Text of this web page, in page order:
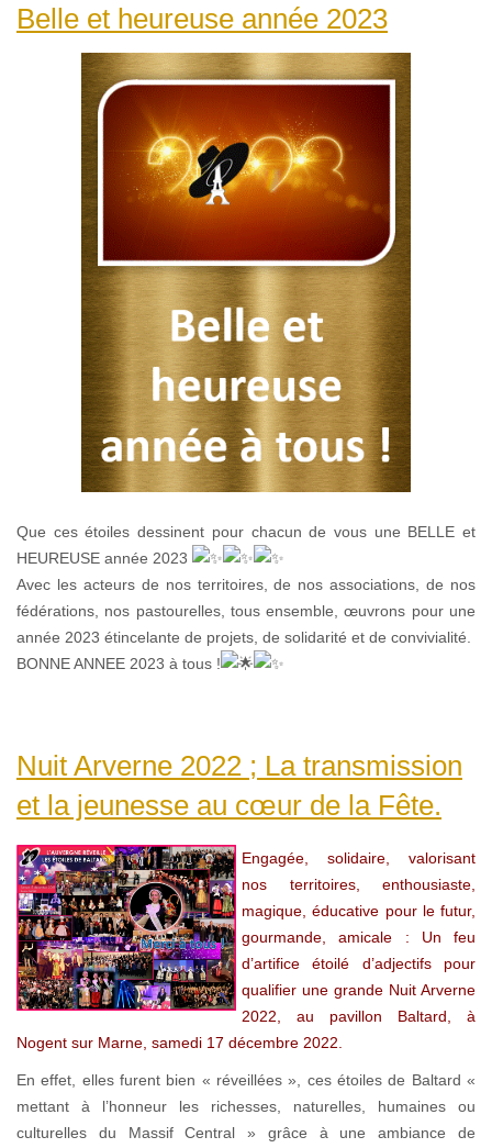
Belle et heureuse année 2023
Que ces étoiles dessinent pour chacun de vous une BELLE et
HEUREUSE année 2023
Avec les acteurs de nos territoires, de nos associations, de nos
fédérations, nos pastourelles, tous ensemble, œuvrons pour une
année 2023 étincelante de projets, de solidarité et de convivialité.
BONNE ANNEE 2023 à tous !
Nuit Arverne 2022 ; La transmission
et la jeunesse au cœur de la Fête.
Engagée, solidaire, valorisant
nos territoires, enthousiaste,
magique, éducative pour le futur,
gourmande, amicale : Un feu
d’artifice étoilé d’adjectifs pour
qualifier une grande Nuit Arverne
2022, au pavillon Baltard, à
Nogent sur Marne, samedi 17 décembre 2022.
En effet, elles furent bien « réveillées », ces étoiles de Baltard «
mettant à l’honneur les richesses, naturelles, humaines ou
culturelles du Massif Central » grâce à une ambiance de